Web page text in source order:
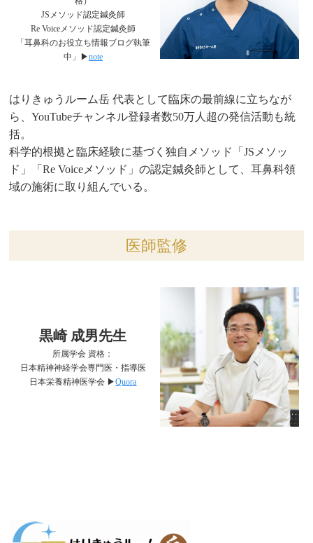
JSメソッド認定鍼灸師
Re Voiceメソッド認定鍼灸師
「耳鼻科のお役立ち情報ブログ執筆
中」▶︎note
はりきゅうルーム岳 代表として臨床の最前線に立ちなが
ら、YouTubeチャンネル登録者数50万人超の発信活動も統
括。
科学的根拠と臨床経験に基づく独自メソッド「JSメソッ
ド」「Re Voiceメソッド」の認定鍼灸師として、耳鼻科領
域の施術に取り組んでいる。
医師監修
黒崎 成男先生
所属学会 資格：
日本精神神経学会専門医・指導医
日本栄養精神医学会 ▶︎Quora